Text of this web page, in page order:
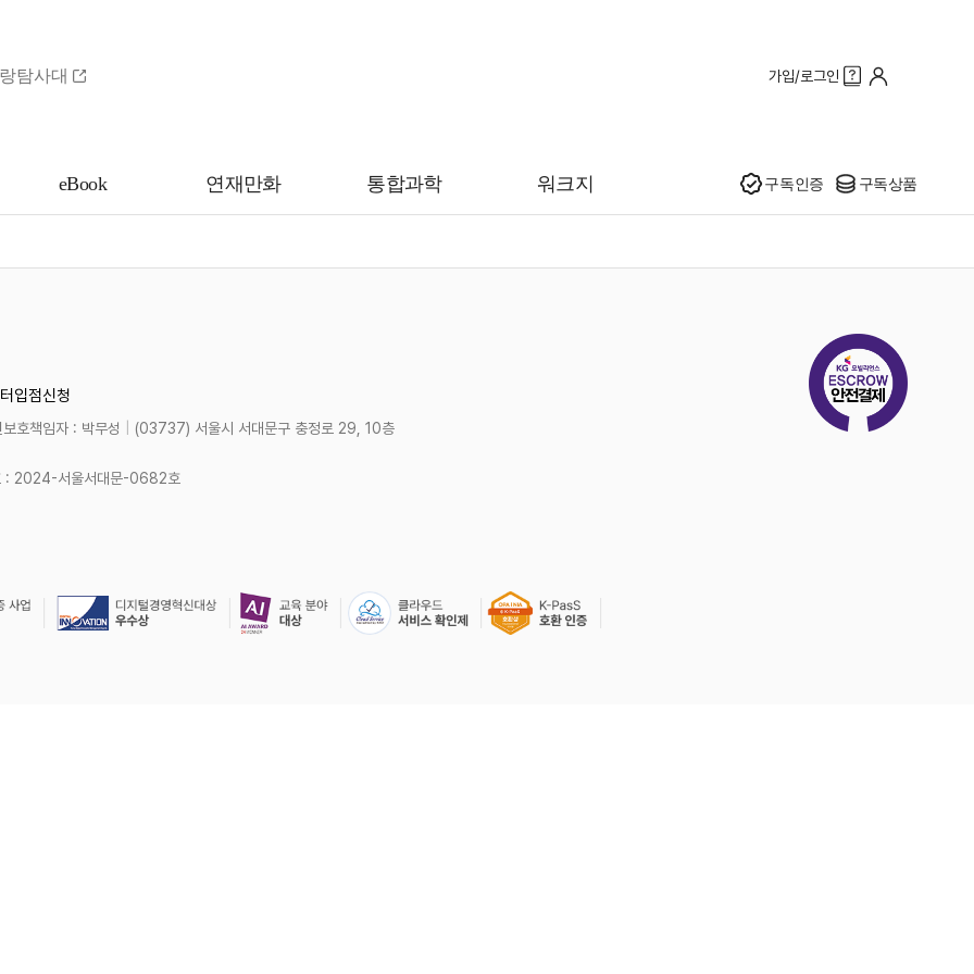
탐사대 가입/로그인
eBook 연재만화 통합과학 워크지 구독인증 구독상품
입점신청
호책임자 : 박무성 (03737) 서울시 서대문구 충정로 29, 10층
: 2024-서울서대문-0682호